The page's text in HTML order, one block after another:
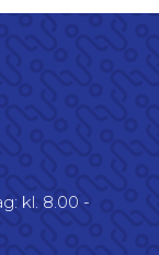
kl. 8.00 -